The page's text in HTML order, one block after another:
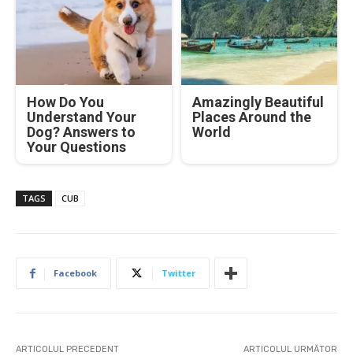
How Do You
Understand Your
Dog? Answers to
Your Questions
Amazingly Beautiful
Places Around the
World
TAGS CUB
Facebook Twitter
ARTICOLUL PRECEDENT ARTICOLUL URMĂTOR